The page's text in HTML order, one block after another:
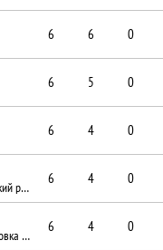
6 6 0
6 5 0
6 4 0
(Новосибирская область, Колыванский район)
6 4 0
(Республика Башкортостан, Михайловка с.)
6 4 0